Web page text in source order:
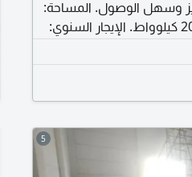
- موقع مميز وسهل الوصول. المساحة:
1400 قدم مربع. الطاقة الكهربائية: 3 فاز - 20 كيلوواط. الإيجار السنوي:
الصناعية والتجارية. موقع
جاهز للاستغلال
أو لترتيب موعد للمعاينة.
5